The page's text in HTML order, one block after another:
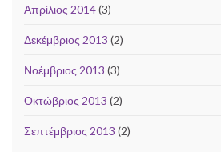
Απρίλιος 2014(3)
Δεκέμβριος 2013 (2)
Νοέμβριος 2013 (3)
Οκτώβριος 2013 (2)
Σεπτέμβριος 2013 (2)